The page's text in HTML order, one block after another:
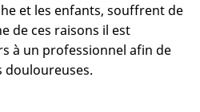
et les enfants, souffrent de
de ces raisons il est
à un professionnel afin de
douloureuses.